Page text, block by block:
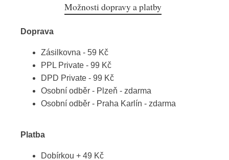
Možnosti dopravy a platby
Doprava
Zásilkovna - 59 Kč
PPL Private - 99 Kč
DPD Private - 99 Kč
Osobní odběr - Plzeň - zdarma
Osobní odběr - Praha Karlín - zdarma
Platba
Dobírkou + 49 Kč